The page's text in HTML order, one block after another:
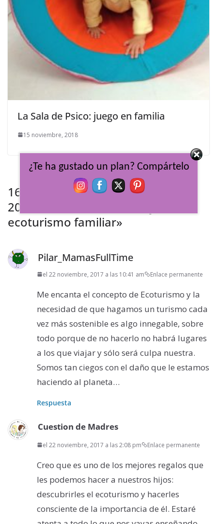
La Sala de Psico: juego en familia
15 noviembre, 2018
16 comentarios en «Biocultura
2017: Turismo sostenible y
ecoturismo familiar»
Pilar_MamasFullTime
el 22 noviembre, 2017 a las 10:41 am Enlace permanente
Me encanta el concepto de Ecoturismo y la
necesidad de que hagamos un turismo cada
vez más sostenible es algo innegable, sobre
todo porque de no hacerlo no habrá lugares
a los que viajar y sólo será culpa nuestra.
Somos tan ciegos con el daño que le estamos
haciendo al planeta…
Respuesta
Cuestion de Madres
el 22 noviembre, 2017 a las 2:08 pm Enlace permanente
Creo que es uno de los mejores regalos que
les podemos hacer a nuestros hijos:
descubrirles el ecoturismo y hacerles
consciente de la importancia de él. Estaré
¿Te ha gustado un plan? Compártelo